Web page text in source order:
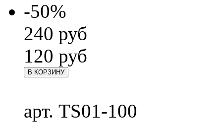
-50%
240 руб
120 руб
В КОРЗИНУ
арт. TS01-100